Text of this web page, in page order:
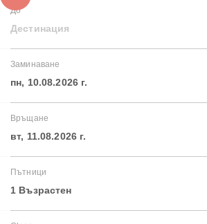
До
Дестинация
Заминаване
пн, 10.08.2026 г.
Връщане
вт, 11.08.2026 г.
Пътници
1 Възрастен